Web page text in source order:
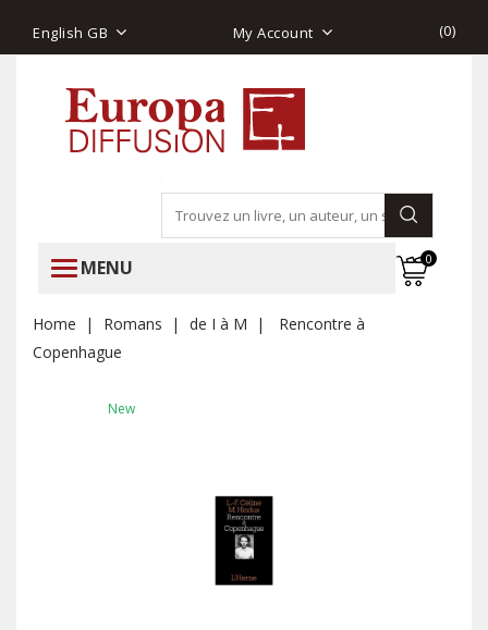
English GB My Account (0)
MENU 0
Home Romans de I à M
Rencontre à
Copenhague
New